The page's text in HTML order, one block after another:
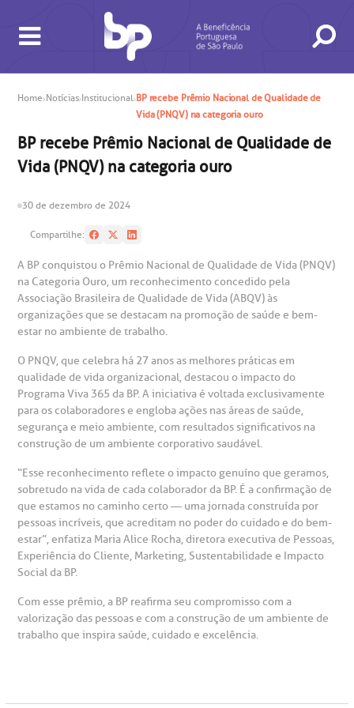
BUSCA
CONSULTAS E EXAMES
de consultas e exames
in antecipado
de exames
de Exames
ATENDIMENTO 24H
SAC
A BP conta com você para melhorar sempre a qualidade do
atendimento e dos serviços prestados.
A Ouvidoria e SAC são canais para você, cliente da BP, tirar
suas dúvidas, registrar suas reclamações ou fazer elogios
relacionados ao nosso atendimento e aos nossos serviços.
Horário de atendimento: 2ª a 6ª feira das 7h às 18h
(11)3505-1000
ouvidoria@bp.org.br
Fale Conosco
CONHEÇA AS UNIDADES
Hospital BP
Saiba mais
Endereço:
CEP: 01323-001 | Bela Vista
São Paulo - SP
INSTITUCIONAL
e Pesquisa
do médico
de conduta
Financeiras
social da BP
corporativa
social
NOSSOS SERVIÇOS
Telemedicina BP
INFORMAÇÕES ÚTEIS
de atendimento
de Infarto SUS
de Visita
socorro
de cópia de prontuário médico
de orçamento particular
atendimento
ESPECIALIDADES
de Oncologia e Hematologia
de Excelência em Neurologia e
de Excelência em Ortopedia
especialidades
Home NotíciasInstitucionalBP recebe Prêmio Nacional de Qualidade de
Vida (PNQV) na categoria ouro
BP recebe Prêmio Nacional de Qualidade de
Vida (PNQV) na categoria ouro
30 de dezembro de 2024
Compartilhe:
A BP conquistou o Prêmio Nacional de Qualidade de Vida (PNQV)
na Categoria Ouro, um reconhecimento concedido pela
Associação Brasileira de Qualidade de Vida (ABQV) às
organizações que se destacam na promoção de saúde e bem-
estar no ambiente de trabalho.
O PNQV, que celebra há 27 anos as melhores práticas em
qualidade de vida organizacional, destacou o impacto do
Programa Viva 365 da BP. A iniciativa é voltada exclusivamente
para os colaboradores e engloba ações nas áreas de saúde,
segurança e meio ambiente, com resultados significativos na
construção de um ambiente corporativo saudável.
“Esse reconhecimento reflete o impacto genuíno que geramos,
sobretudo na vida de cada colaborador da BP. É a confirmação de
que estamos no caminho certo — uma jornada construída por
pessoas incríveis, que acreditam no poder do cuidado e do bem-
estar”, enfatiza Maria Alice Rocha, diretora executiva de Pessoas,
Experiência do Cliente, Marketing, Sustentabilidade e Impacto
Social da BP.
Com esse prêmio, a BP reafirma seu compromisso com a
valorização das pessoas e com a construção de um ambiente de
trabalho que inspira saúde, cuidado e excelência.